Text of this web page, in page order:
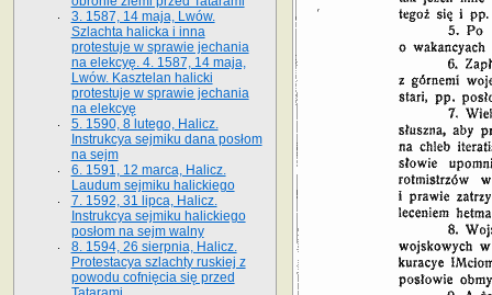
3. 1587, 14 maja, Lwów.
Szlachta halicka i inna
protestuje w sprawie jechania
na elekcyę. 4. 1587, 14 maja,
Lwów. Kasztelan halicki
protestuje w sprawie jechania
na elekcyę
5. 1590, 8 lutego, Halicz.
Instrukcya sejmiku dana posłom
na sejm
6. 1591, 12 marca, Halicz.
Laudum sejmiku halickiego
7. 1592, 31 lipca, Halicz.
Instrukcya sejmiku halickiego
posłom na sejm walny
8. 1594, 26 sierpnia, Halicz.
Protestacya szlachty ruskiej z
powodu cofnięcia się przed